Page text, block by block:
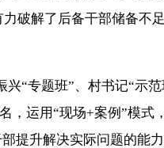
破解了后备干部储备不
专题班”、村书记“示范
运用“现场+案例”模式
提升解决实际问题的能力